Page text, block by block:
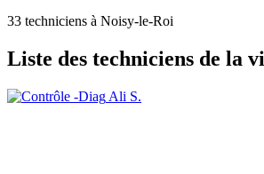
33 techniciens à Noisy-le-Roi
Liste des techniciens de la
Ali S.